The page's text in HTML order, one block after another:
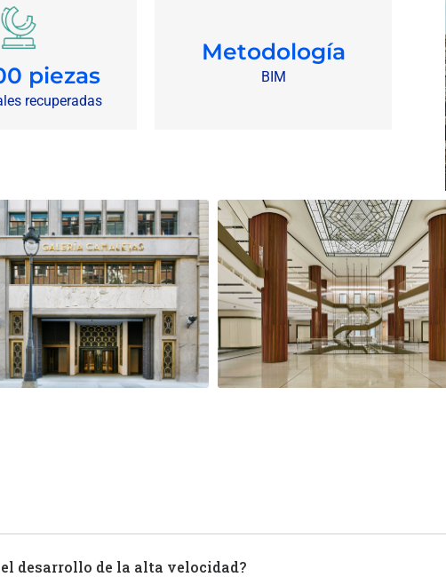
piezas
recuperadas
Metodología
BIM
desarrollo de la alta velocidad?